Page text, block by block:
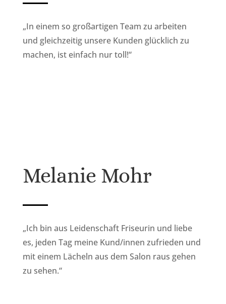
„In einem so großartigen Team zu arbeiten
und gleichzeitig unsere Kunden glücklich zu
machen, ist einfach nur toll!“
Melanie Mohr
„Ich bin aus Leidenschaft Friseurin und liebe
es, jeden Tag meine Kund/innen zufrieden und
mit einem Lächeln aus dem Salon raus gehen
zu sehen.“